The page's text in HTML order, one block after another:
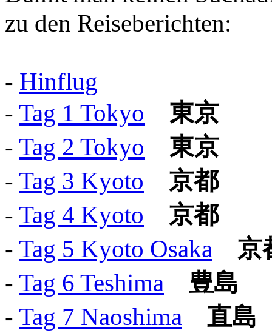
zu den Reiseberichten:
- Hinflug
- Tag 1 Tokyo
東京
- Tag 2 Tokyo
東京
- Tag 3 Kyoto
京都
- Tag 4 Kyoto
京都
- Tag 5 Kyoto Osaka
- Tag 6 Teshima
豊島
- Tag 7 Naoshima
直島